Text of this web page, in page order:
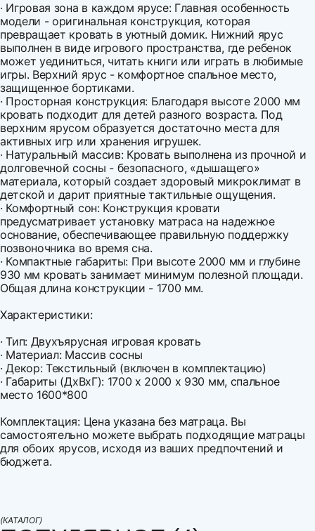
· Игровая зона в каждом ярусе: Главная особенность
модели - оригинальная конструкция, которая
превращает кровать в уютный домик. Нижний ярус
выполнен в виде игрового пространства, где ребенок
может уединиться, читать книги или играть в любимые
игры. Верхний ярус - комфортное спальное место,
защищенное бортиками.
· Просторная конструкция: Благодаря высоте 2000 мм
кровать подходит для детей разного возраста. Под
верхним ярусом образуется достаточно места для
активных игр или хранения игрушек.
· Натуральный массив: Кровать выполнена из прочной и
долговечной сосны - безопасного, «дышащего»
материала, который создает здоровый микроклимат в
детской и дарит приятные тактильные ощущения.
· Комфортный сон: Конструкция кровати
предусматривает установку матраса на надежное
основание, обеспечивающее правильную поддержку
позвоночника во время сна.
· Компактные габариты: При высоте 2000 мм и глубине
930 мм кровать занимает минимум полезной площади.
Общая длина конструкции - 1700 мм.
Характеристики:
· Тип: Двухъярусная игровая кровать
· Материал: Массив сосны
· Декор: Текстильный (включен в комплектацию)
· Габариты (ДхВхГ): 1700 х 2000 х 930 мм, спальное
место 1600*800
Комплектация: Цена указана без матраца. Вы
самостоятельно можете выбрать подходящие матрацы
для обоих ярусов, исходя из ваших предпочтений и
бюджета.
Оплата наличными
(КАТАЛОГ)